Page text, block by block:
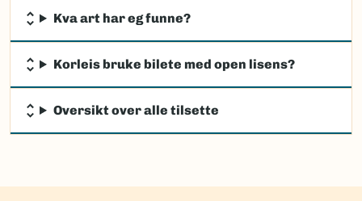
Kva art har eg funne?
Korleis bruke bilete med open lisens?
Oversikt over alle tilsette